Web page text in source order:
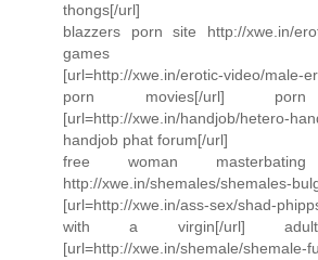
thongs[/url]
blazzers porn site http://xwe.in/
games
[url=http://xwe.in/erotic-video/
porn movies[/url]
[url=http://xwe.in/handjob/hetero-
handjob phat forum[/url]
free woman
http://xwe.in/shemales/shemales-
[url=http://xwe.in/ass-sex/shad-
with a virgin[/url]
[url=http://xwe.in/shemale/shemale-